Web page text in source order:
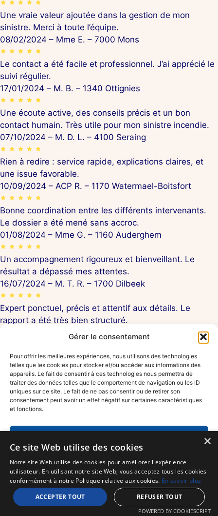
Gérer le consentement
Pour offrir les meilleures expériences, nous utilisons des technologies
telles que les cookies pour stocker et/ou accéder aux informations des
appareils. Le fait de consentir à ces technologies nous permettra de
traiter des données telles que le comportement de navigation ou les ID
uniques sur ce site. Le fait de ne pas consentir ou de retirer son
consentement peut avoir un effet négatif sur certaines caractéristiques
et fonctions.
Refuser
Voir les préférences
Déclaration de confidentialité
Une vraie valeur ajoutée dans la gestion de mon
sinistre. Merci à toute l’équipe.
08/02/2024 – Mme E. – 7000 Mons
Le contact a été facile et professionnel. J’ai apprécié le
suivi régulier.
17/01/2024 – M. B. – 1340 Ottignies
Une écoute active, des conseils précis et un bon
contact humain. Très utile pour mon sinistre incendie.
07/10/2024 – M. D. L. – 4100 Seraing
Rien à redire : service rapide, explications claires, et
une issue favorable.
10/09/2024 – ACP R. – 1170 Watermael-Boitsfort
Bonne coordination entre les différents intervenants.
Le dossier a été mené sans accroc.
01/08/2024 – Mme G. – 1160 Auderghem
Un accompagnement rigoureux et bienveillant. Le
résultat a dépassé mes attentes.
16/07/2024 – M. T. R. – 1700 Dilbeek
Expert ponctuel, précis et attentif aux détails. Le
rapport a été très bien structuré.
04/06/2024 – Mme P. – 1140 Evere
Très bon contact humain. J’ai apprécié la transparence
et le professionnalisme.
22/05/2024 – M. C. – 1480 Tubize
Contre-expertise menée avec méthode et efficacité.
02/04/2024 – Mme N. D. – 1050 Ixelles
J’ai obtenu un montant correct, sans stress.
19/03/2024 – M. A. V. – 5000 Namur
Une vraie valeur ajoutée dans la gestion de mon
×
Ce site Web utilise des cookies
Notre site Web utilise des cookies pour améliorer l'expérience
utilisateur. En utilisant notre site Web, vous acceptez tous les cookies
conformément à notre Politique relative aux cookies. En savoir plus
ACCEPTER TOUT
REFUSER TOUT
POWERED BY COOKIESCRIPT